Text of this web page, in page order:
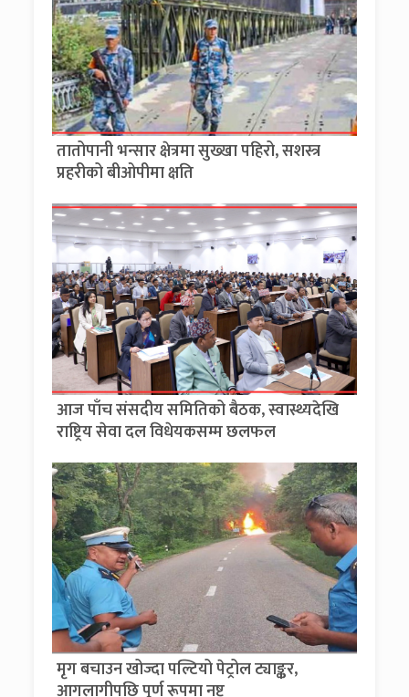
तातोपानी भन्सार क्षेत्रमा सुख्खा पहिरो, सशस्त्र
प्रहरीको बीओपीमा क्षति
आज पाँच संसदीय समितिको बैठक, स्वास्थ्यदेखि
राष्ट्रिय सेवा दल विधेयकसम्म छलफल
मृग बचाउन खोज्दा पल्टियो पेट्रोल ट्याङ्कर,
आगलागीपछि पूर्ण रूपमा नष्ट